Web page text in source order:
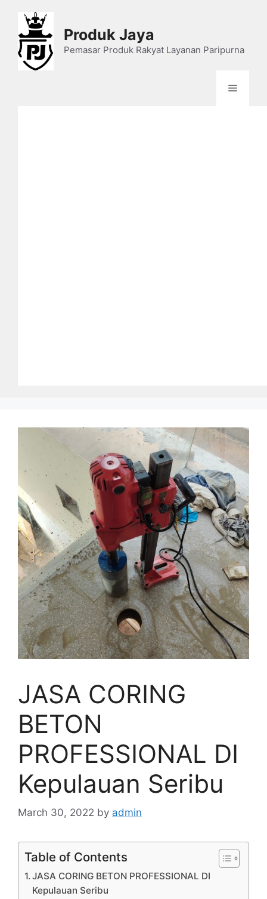
content
Produk Jaya
Pemasar Produk Rakyat Layanan Paripurna
Menu
JASA CORING
BETON
PROFESSIONAL DI
Kepulauan Seribu
March 30, 2022 by admin
Table of Contents
JASA CORING BETON PROFESSIONAL DI
Kepulauan Seribu